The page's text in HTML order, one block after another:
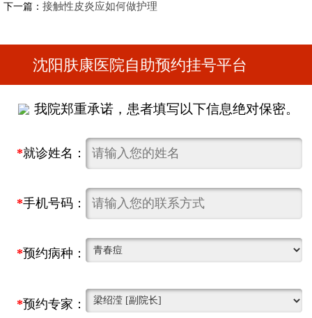
下一篇：接触性皮炎应如何做护理
沈阳肤康医院自助预约挂号平台
我院郑重承诺，患者填写以下信息绝对保密。
*就诊姓名：
*手机号码：
*预约病种：
*预约专家：